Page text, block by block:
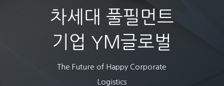
차세대 풀필먼트
기업 YM글로벌
The Future of Happy Corporate
Logistics